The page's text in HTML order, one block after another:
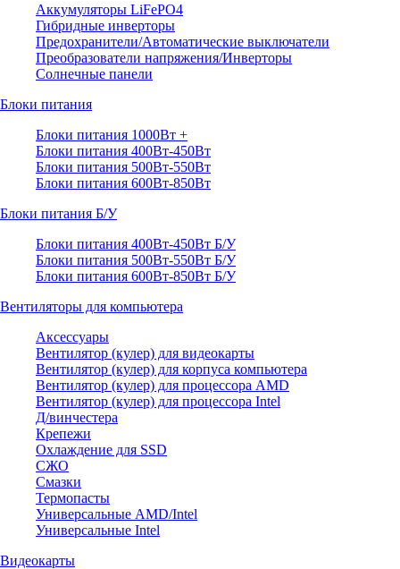
Аккумуляторы LiFePO4
Гибридные инверторы
Предохранители/Автоматические выключатели
Преобразователи напряжения/Инверторы
Солнечные панели
Блоки питания
Блоки питания 1000Вт +
Блоки питания 400Вт-450Вт
Блоки питания 500Вт-550Вт
Блоки питания 600Вт-850Вт
Блоки питания Б/У
Блоки питания 400Вт-450Вт Б/У
Блоки питания 500Вт-550Вт Б/У
Блоки питания 600Вт-850Вт Б/У
Вентиляторы для компьютера
Аксессуары
Вентилятор (кулер) для видеокарты
Вентилятор (кулер) для корпуса компьютера
Вентилятор (кулер) для процессора AMD
Вентилятор (кулер) для процессора Intel
Д/винчестера
Крепежи
Охлаждение для SSD
СЖО
Смазки
Термопасты
Универсальные AMD/Intel
Универсальные Intel
Видеокарты